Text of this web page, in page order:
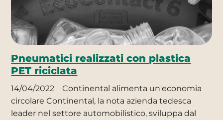
Pneumatici realizzati con plastica
PET riciclata
14/04/2022
Continental alimenta un'economia
circolare Continental, la nota azienda tedesca
leader nel settore automobilistico, sviluppa dal